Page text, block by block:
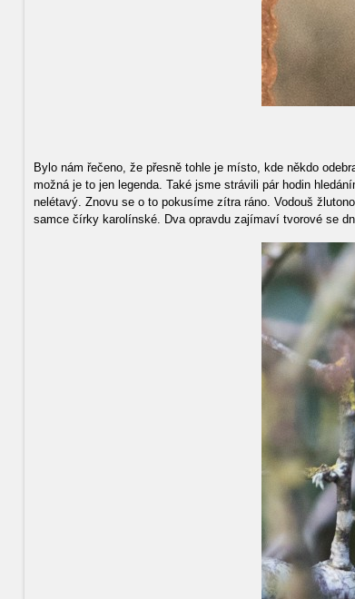
Bylo nám řečeno, že přesně tohle je místo, kde někdo
možná je to jen legenda. Také jsme strávili pár hodin
nelétavý. Znovu se o to pokusíme zítra ráno. Vodouš
samce čírky karolínské. Dva opravdu zajímaví tvorové se